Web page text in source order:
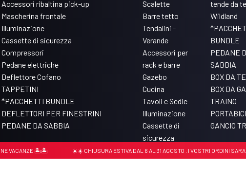
Accessori ribaltina pick-up
Mascherina frontale
Illuminazione
Cassette di sicurezza
Compressori
Pedane elettriche
Deflettore Cofano
TAPPETINI
*PACCHETTI BUNDLE
DEFLETTORI PER FINESTRINI
PEDANE DA SABBIA
Scalette
Barre tetto
Tendalini -
Verande
Accessori per
rack e barre
Gazebo
Cucina
Tavoli e Sedie
Illuminazione
Cassette di
sicurezza
Accessori per Pro
Bed Rack
tende da
Wildland
BUNDLE
PEDANE
SABBIA
BOX DA
BOX DA
TRAINO
GANCIO
🏝️🏝️ ☀️☀️ CHIUSURA ESTIVA DAL 6 AL 31 AGOSTO . I VOSTRI ORDINI